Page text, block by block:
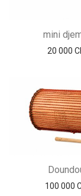
mini
20 000
100 000